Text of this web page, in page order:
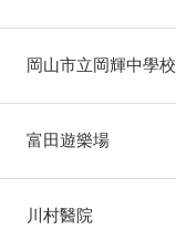
岡山市立岡輝中學校
富田遊樂場
川村醫院